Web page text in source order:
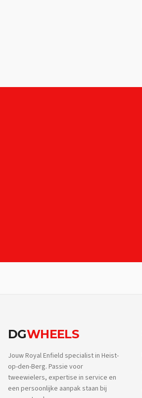
DGWHEELS
Jouw Royal Enfield specialist in Heist-
op-den-Berg. Passie voor
tweewielers, expertise in service en
een persoonlijke aanpak staan bij